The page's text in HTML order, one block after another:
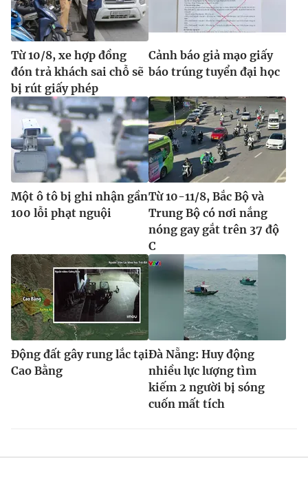
Từ 10/8, xe hợp đồng
đón trả khách sai chỗ sẽ
bị rút giấy phép
Cảnh báo giả mạo giấy
báo trúng tuyển đại học
Một ô tô bị ghi nhận gần
100 lỗi phạt nguội
Từ 10-11/8, Bắc Bộ và
Trung Bộ có nơi nắng
nóng gay gắt trên 37 độ
C
Động đất gây rung lắc tại
Cao Bằng
Đà Nẵng: Huy động
nhiều lực lượng tìm
kiếm 2 người bị sóng
cuốn mất tích